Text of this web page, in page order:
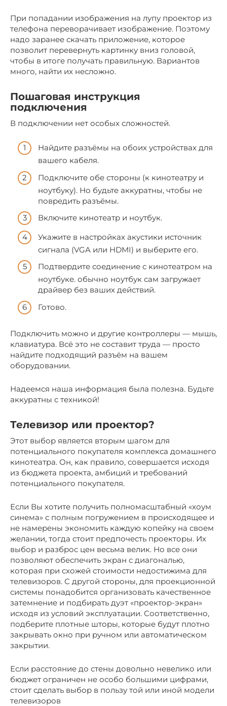
При попадании изображения на лупу проектор из
телефона переворачивает изображение. Поэтому
надо заранее скачать приложение, которое
позволит перевернуть картинку вниз головой,
чтобы в итоге получать правильную. Вариантов
много, найти их несложно.
Пошаговая инструкция
подключения
В подключении нет особых сложностей.
Найдите разъёмы на обоих устройствах для
вашего кабеля.
Подключите обе стороны (к кинотеатру и
ноутбуку). Но будьте аккуратны, чтобы не
повредить разъёмы.
Включите кинотеатр и ноутбук.
Укажите в настройках акустики источник
сигнала (VGA или HDMI) и выберите его.
Подтвердите соединение с кинотеатром на
ноутбуке. обычно ноутбук сам загружает
драйвер без ваших действий.
Готово.
Подключить можно и другие контроллеры — мышь,
клавиатура. Всё это не составит труда — просто
найдите подходящий разъём на вашем
оборудовании.
Надеемся наша информация была полезна. Будьте
аккуратны с техникой!
Телевизор или проектор?
Этот выбор является вторым шагом для
потенциального покупателя комплекса домашнего
кинотеатра. Он, как правило, совершается исходя
из бюджета проекта, амбиций и требований
потенциального покупателя.
Если Вы хотите получить полномасштабный «хоум
синема» с полным погружением в происходящее и
не намерены экономить каждую копейку на своем
желании, тогда стоит предпочесть проекторы. Их
выбор и разброс цен весьма велик. Но все они
позволяют обеспечить экран с диагональю,
которая при схожей стоимости недостижима для
телевизоров. С другой стороны, для проекционной
системы понадобится организовать качественное
затемнение и подбирать дуэт «проектор-экран»
исходя из условий эксплуатации. Соответственно,
подберите плотные шторы, которые будут плотно
закрывать окно при ручном или автоматическом
закрытии.
Если расстояние до стены довольно невелико или
бюджет ограничен не особо большими цифрами,
стоит сделать выбор в пользу той или иной модели
телевизоров